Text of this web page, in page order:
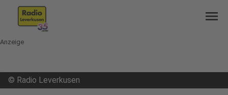
menu
Anzeige
© Radio Leverkusen